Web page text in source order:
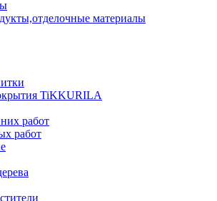
материалы
TiKKURILA
работ
работ